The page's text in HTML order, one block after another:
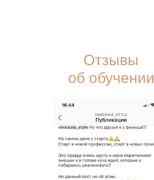
Отзывы
об обучении